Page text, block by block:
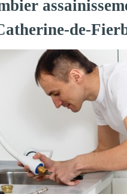
de-